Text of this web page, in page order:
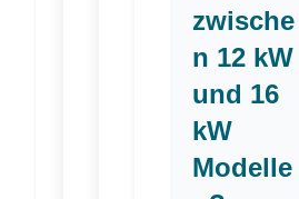
zwische
n 12 kW
und 16
kW
Modelle